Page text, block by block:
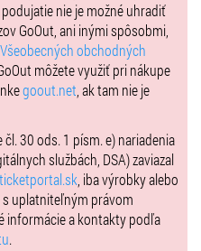
svoje electro swingové,
a temperamentom jemu
rytmami Balkánu, brazílskej a
dancefloorovými rytmami ako
Do jeho zbierky remixov
Ojos De Brujos, Solo
Balcanica. Pri jeho sete
sa až k svitaniu, ktoré so
nie je možné uhradiť
GoOut, ani inými spôsobmi,
Všeobecných obchodných
môžete využiť pri nákupe
goout.net, ak tam nie je
30 ods. 1 písm. e) nariadenia
službách, DSA) zaviazal
, iba výrobky alebo
uplatniteľným právom
informácie a kontakty podľa
.